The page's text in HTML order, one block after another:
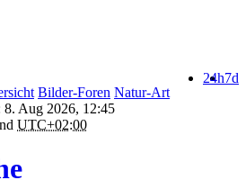
7d
24h
Bilder-Foren Natur-Art
Aug 2026, 12:45
UTC+02:00